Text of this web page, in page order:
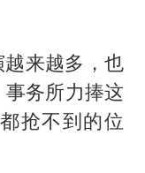
来越多，也
务所力捧这
抢不到的位